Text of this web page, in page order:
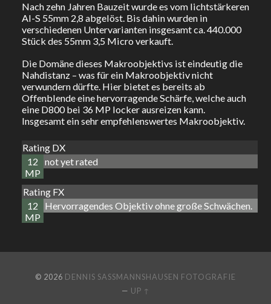
Nach zehn Jahren Bauzeit wurde es vom lichtstärkeren
AI-S 55mm 2,8 abgelöst. Bis dahin wurden in
verschiedenen Untervarianten insgesamt ca. 440.000
Stück des 55mm 3,5 Micro verkauft.
Die Domäne dieses Makroobjektivs ist eindeutig die
Nahdistanz – was für ein Makroobjektiv nicht
verwundern dürfte. Hier bietet es bereits ab
Offenblende eine hervorragende Schärfe, welche auch
eine D800 bei 36 MP locker ausreizen kann.
Insgesamt ein sehr empfehlenswertes Makroobjektiv.
Rating DX
12
MP
not yet rated
Rating FX
12
MP
Hervorragendes Objektiv ohne große Schwächen.
© 2026 DENNIS SASSMANNSHAUSEN FOTOGRAFIE
— UP ↑